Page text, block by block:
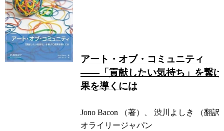
アート・オブ・コミュニティ
――「貢献したい気持ち」を繋
果を導くには
Jono Bacon （著）、 渋川よしき （翻訳
オライリージャパン